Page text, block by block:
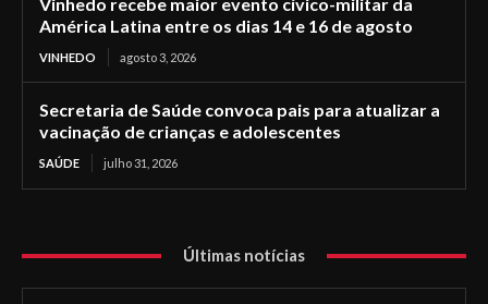
América Latina entre os dias 14 e 16 de agosto
VINHEDO agosto 3, 2026
Secretaria de Saúde convoca pais para atualizar a
vacinação de crianças e adolescentes
SAÚDE julho 31, 2026
Últimas notícias